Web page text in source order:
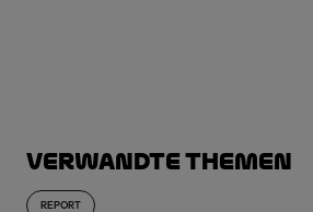
Verwandte Themen
REPORT